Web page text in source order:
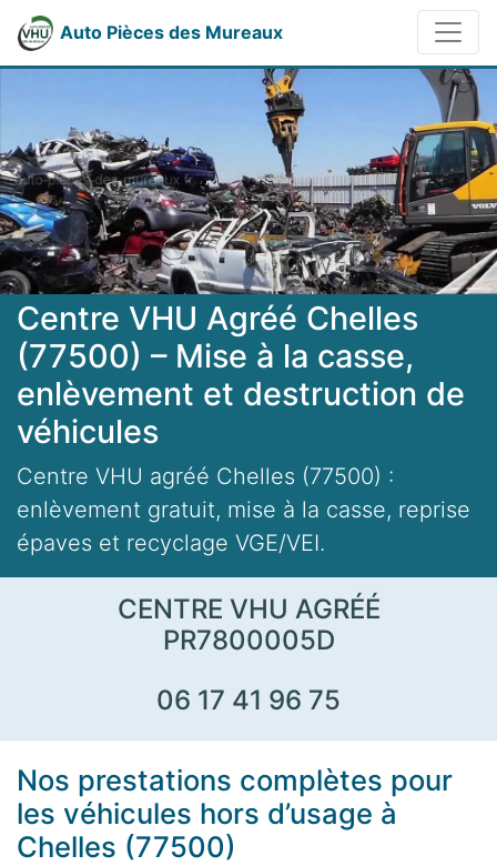
Auto Pièces des Mureaux
Centre VHU Agréé Chelles
(77500) – Mise à la casse,
enlèvement et destruction de
véhicules
Centre VHU agréé Chelles (77500) :
enlèvement gratuit, mise à la casse, reprise
épaves et recyclage VGE/VEI.
CENTRE VHU AGRÉÉ
PR7800005D
06 17 41 96 75
Nos prestations complètes pour
les véhicules hors d’usage à
Chelles (77500)